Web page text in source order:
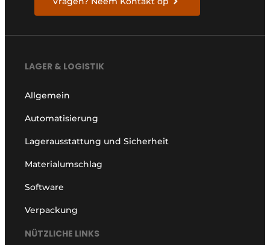
LAGER & LOGISTIK
Allgemein
Automatisierung
Lagerausstattung und Sicherheit
Materialumschlag
Software
Verpackung
NÜTZLICHE LINKS